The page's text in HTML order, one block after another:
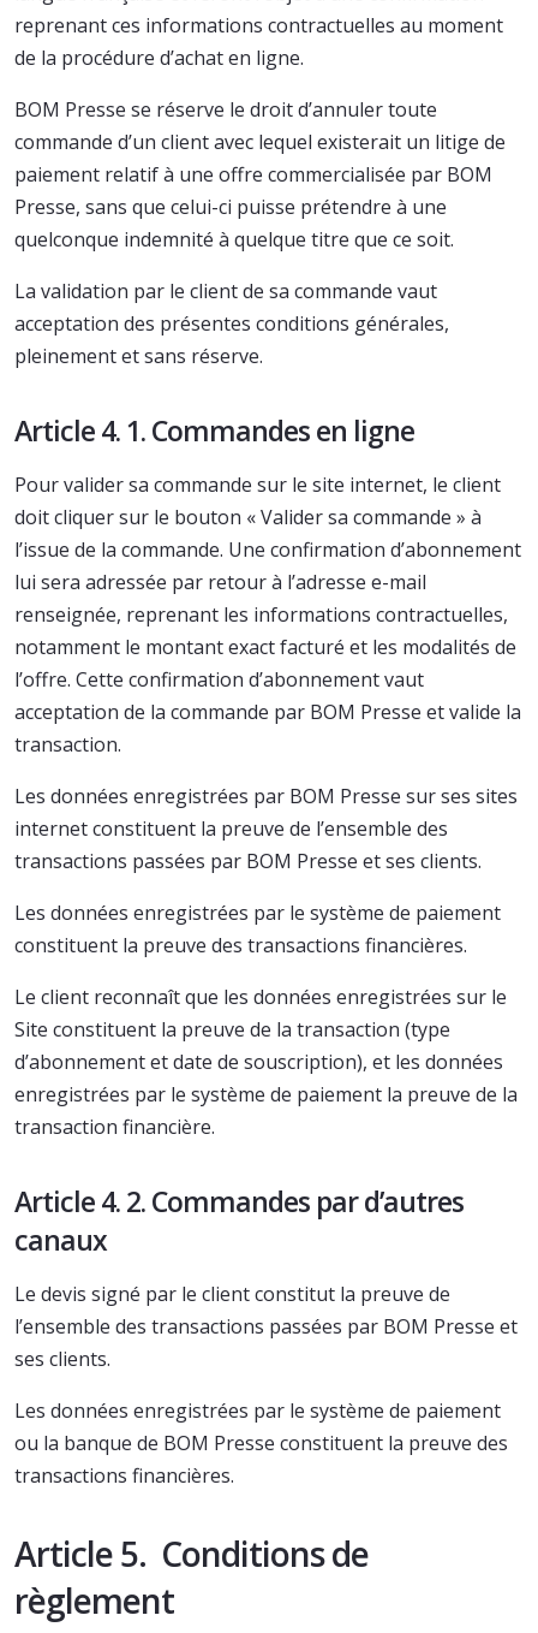
reprenant ces informations contractuelles au moment
de la procédure d’achat en ligne.
BOM Presse se réserve le droit d’annuler toute
commande d’un client avec lequel existerait un litige de
paiement relatif à une offre commercialisée par BOM
Presse, sans que celui-ci puisse prétendre à une
quelconque indemnité à quelque titre que ce soit.
La validation par le client de sa commande vaut
acceptation des présentes conditions générales,
pleinement et sans réserve.
Article 4. 1. Commandes en ligne
Pour valider sa commande sur le site internet, le client
doit cliquer sur le bouton « Valider sa commande » à
l’issue de la commande. Une confirmation d’abonnement
lui sera adressée par retour à l’adresse e-mail
renseignée, reprenant les informations contractuelles,
notamment le montant exact facturé et les modalités de
l’offre. Cette confirmation d’abonnement vaut
acceptation de la commande par BOM Presse et valide la
transaction.
Les données enregistrées par BOM Presse sur ses sites
internet constituent la preuve de l’ensemble des
transactions passées par BOM Presse et ses clients.
Les données enregistrées par le système de paiement
constituent la preuve des transactions financières.
Le client reconnaît que les données enregistrées sur le
Site constituent la preuve de la transaction (type
d’abonnement et date de souscription), et les données
enregistrées par le système de paiement la preuve de la
transaction financière.
Article 4. 2. Commandes par d’autres
canaux
Le devis signé par le client constitut la preuve de
l’ensemble des transactions passées par BOM Presse et
ses clients.
Les données enregistrées par le système de paiement
ou la banque de BOM Presse constituent la preuve des
transactions financières.
Article 5. Conditions de
règlement